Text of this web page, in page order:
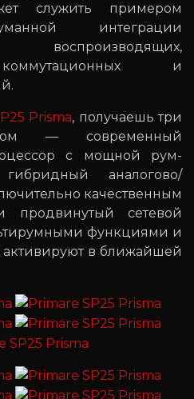
служить примером
интеграции
и
Prisma, получаешь три
— современный
с мощной рум-
аналогово/
качественным
продвинутый сетевой
функциями и
в ближайшей